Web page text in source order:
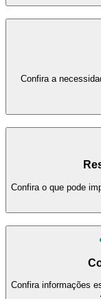
Confira a
Confira o que pode
Confira informações